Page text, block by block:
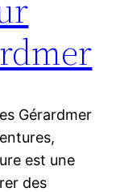
Gérardmer
est une
des